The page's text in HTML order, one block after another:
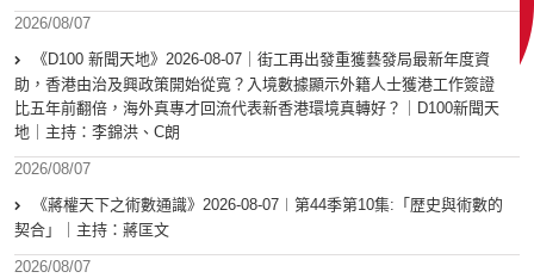
2026/08/07
《D100 新聞天地》2026-08-07｜街工再出發重獲藝發局最新年度資
助，香港由治及興政策開始從寬？入境數據顯示外籍人士獲港工作簽證
比五年前翻倍，海外真專才回流代表新香港環境真轉好？｜D100新聞天
地｜主持：李錦洪、C朗
2026/08/07
《蔣權天下之術數通識》2026-08-07︱第44季第10集:「歴史與術數的
契合」｜主持：蔣匡文
2026/08/07